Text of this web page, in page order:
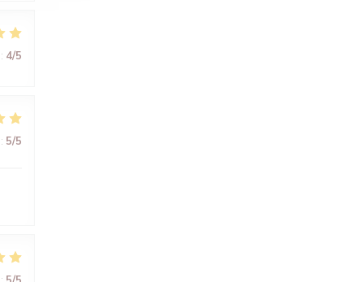
: 4/5
: 5/5